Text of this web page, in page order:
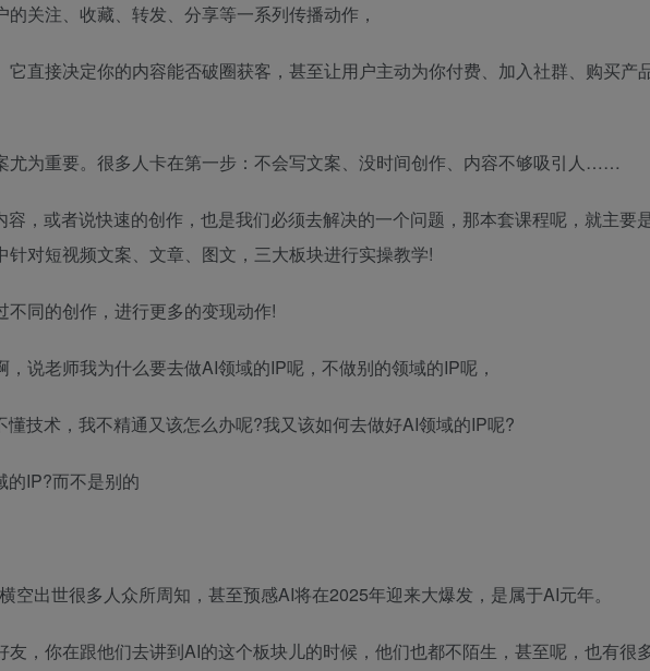
关注、收藏、转发、分享等一系列传播动作，
它直接决定你的内容能否破圈获客，甚至让用户主动为你付费、加入社群、购买产
尤为重要。很多人卡在第一步：不会写文案、没时间创作、内容不够吸引人……
，或者说快速的创作，也是我们必须去解决的一个问题，那本套课程呢，就主要
针对短视频文案、文章、图文，三大板块进行实操教学!
不同的创作，进行更多的变现动作!
说老师我为什么要去做AI领域的IP呢，不做别的领域的IP呢，
技术，我不精通又该怎么办呢?我又该如何去做好AI领域的IP呢?
的IP?而不是别的
空出世很多人众所周知，甚至预感AI将在2025年迎来大爆发，是属于AI元年。
友，你在跟他们去讲到AI的这个板块儿的时候，他们也都不陌生，甚至呢，也有很